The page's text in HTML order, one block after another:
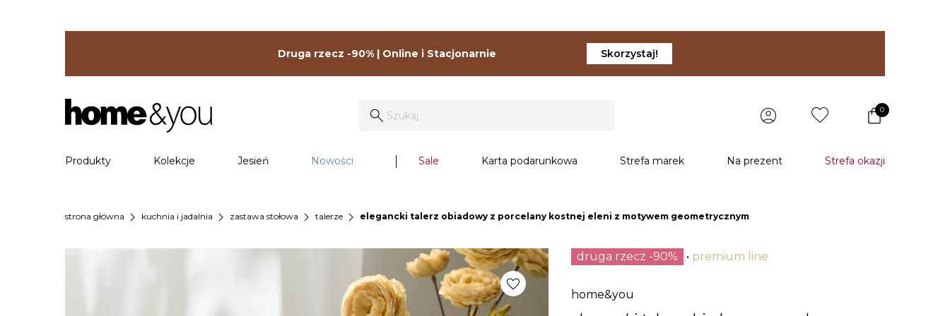
Druga rzecz -90% | Online i Stacjonarnie Skorzystaj!
0
Produkty Kolekcje Jesień Nowości Sale Karta podarunkowa Strefa marek Na prezent Strefa okazji
strona główna chevron_right kuchnia i jadalnia chevron_right zastawa stołowa chevron_right talerze chevron_right elegancki talerz obiadowy z porcelany kostnej eleni z motywem geometrycznym
druga rzecz -90% premium line
home&you
favorite